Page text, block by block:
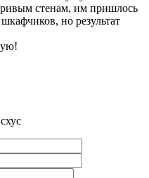
стенам, им пришлось
но результат